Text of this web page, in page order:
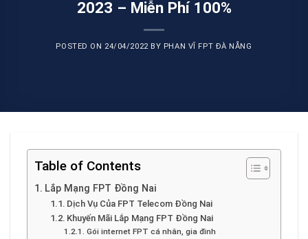
2023 – Miễn Phí 100%
POSTED ON 24/04/2022BY PHAN VĨ FPT ĐÀ NẴNG
Table of Contents
Lắp Mạng FPT Đồng Nai
Dịch Vụ Của FPT Telecom Đồng Nai
Khuyến Mãi Lắp Mạng FPT Đồng Nai
Gói internet FPT cá nhân, gia đình